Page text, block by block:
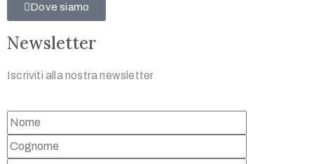
Dove siamo
Newsletter
Iscriviti alla nostra newsletter